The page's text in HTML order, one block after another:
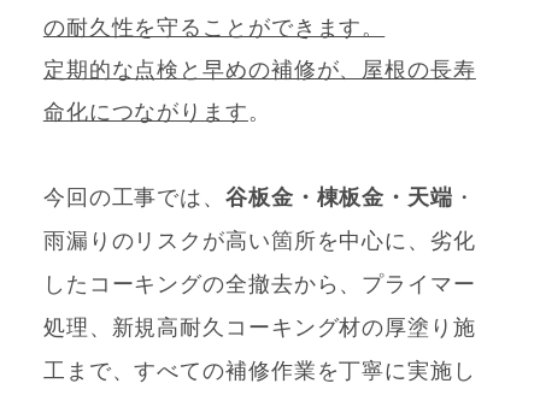
の耐久性を守ることができます。
定期的な点検と早めの補修が、屋根の長寿
命化につながります。
今回の工事では、 谷板金・棟板金・天端 ・
雨漏りのリスクが高い箇所を中心に、劣化
したコーキングの全撤去から、プライマー
処理、新規高耐久コーキング材の厚塗り施
工まで、すべての補修作業を丁寧に実施し